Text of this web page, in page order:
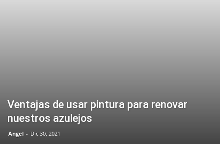
Ventajas de usar pintura para renovar
nuestros azulejos
Angel - Dic 30, 2021